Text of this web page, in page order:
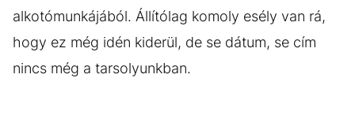
alkotómunkájából. Állítólag komoly esély van rá,
hogy ez még idén kiderül, de se dátum, se cím
nincs még a tarsolyunkban.